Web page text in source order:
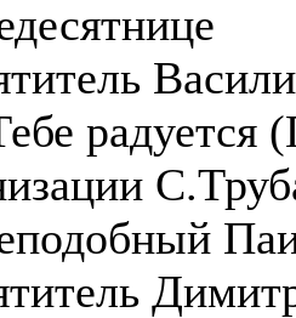
радуется